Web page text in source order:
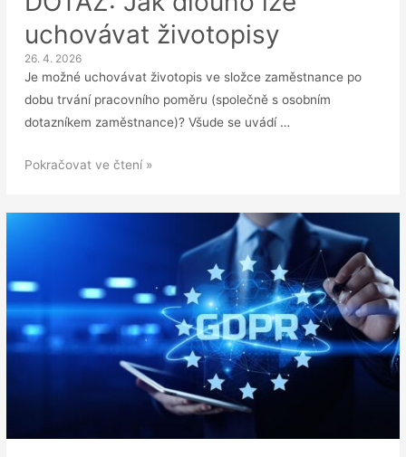
uchovávat životopisy
26. 4. 2026
Je možné uchovávat životopis ve složce zaměstnance po
dobu trvání pracovního poměru (společně s osobním
dotazníkem zaměstnance)? Všude se uvádí …
DOTAZ:
dlouho
životopisy
Pokračovat ve čtení »